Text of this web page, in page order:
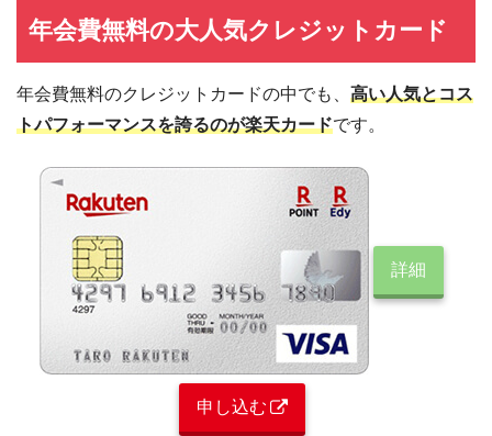
年会費無料の大人気クレジットカード
年会費無料のクレジットカードの中でも、 高い人気とコス
トパフォーマンスを誇るのが楽天カードです。
詳細
申し込む